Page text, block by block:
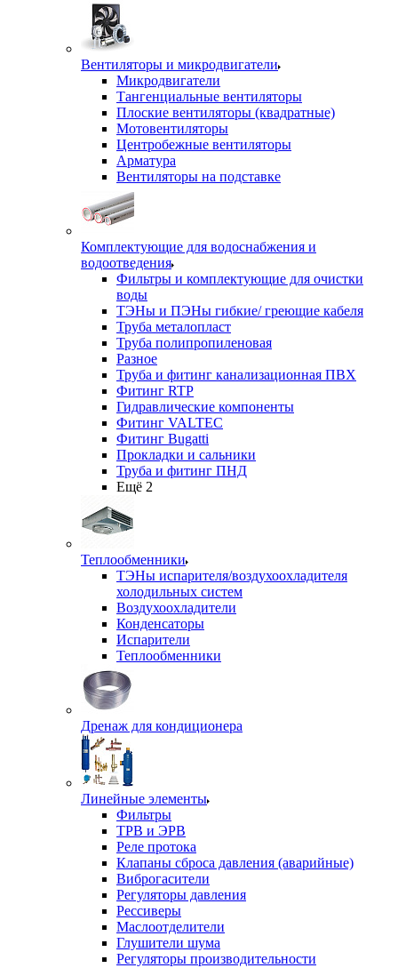
Вентиляторы и микродвигатели
Микродвигатели
Тангенциальные вентиляторы
Плоские вентиляторы (квадратные)
Мотовентиляторы
Центробежные вентиляторы
Арматура
Вентиляторы на подставке
Комплектующие для водоснабжения и
водоотведения
Фильтры и комплектующие для очистки
воды
ТЭНы и ПЭНы гибкие/ греющие кабеля
Труба металопласт
Труба полипропиленовая
Разное
Труба и фитинг канализационная ПВХ
Фитинг RTP
Гидравлические компоненты
Фитинг VALTEC
Фитинг Bugatti
Прокладки и сальники
Труба и фитинг ПНД
Ещё 2
Теплообменники
ТЭНы испарителя/воздухоохладителя
холодильных систем
Воздухоохладители
Конденсаторы
Испарители
Теплообменники
Дренаж для кондиционера
Линейные элементы
Фильтры
ТРВ и ЭРВ
Реле протока
Клапаны сброса давления (аварийные)
Виброгасители
Регуляторы давления
Рессиверы
Маслоотделители
Глушители шума
Регуляторы производительности